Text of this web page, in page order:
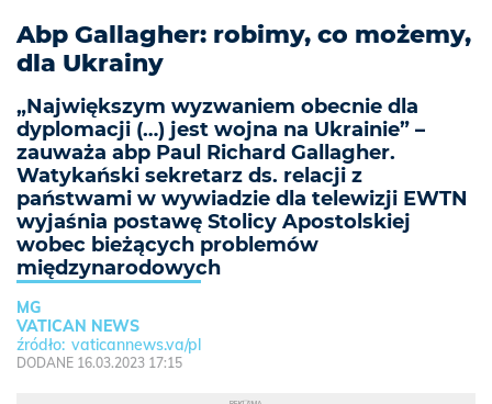
Abp Gallagher: robimy, co możemy,
dla Ukrainy
„Największym wyzwaniem obecnie dla
dyplomacji (…) jest wojna na Ukrainie” –
zauważa abp Paul Richard Gallagher.
Watykański sekretarz ds. relacji z
państwami w wywiadzie dla telewizji EWTN
wyjaśnia postawę Stolicy Apostolskiej
wobec bieżących problemów
międzynarodowych
MG
VATICAN NEWS
vaticannews.va/pl
DODANE 16.03.2023 17:15